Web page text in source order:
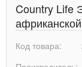
Country Life
Код товара: